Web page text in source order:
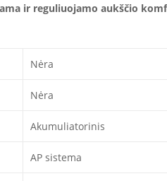
ir reguliuojamo aukščio
Nėra
Nėra
Akumuliatorinis
AP sistema